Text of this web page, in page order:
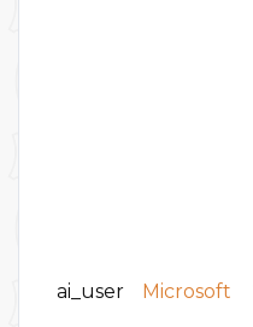
ai_user Microsoft